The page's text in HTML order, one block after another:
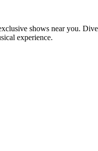
shows near you.
experience.